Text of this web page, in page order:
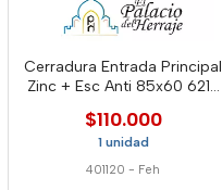
Cerradura Entrada Principal
Zinc + Esc Anti 85x60 6216
$110.000
1 unidad
401120 - Feh